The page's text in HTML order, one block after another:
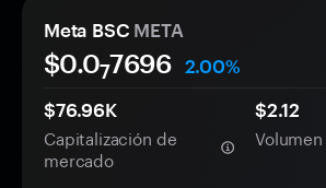
Meta BSC META
$0.077696
2.00%
$76.96K
Capitalización de
mercado
$2.12
Volumen